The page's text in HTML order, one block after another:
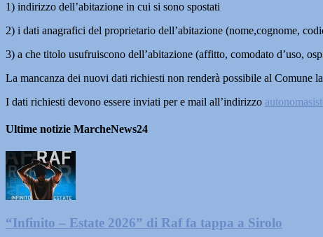
1) indirizzo dell’abitazione in cui si sono spostati
2) i dati anagrafici del proprietario dell’abitazione (nome,cognome,
3) a che titolo usufruiscono dell’abitazione (affitto, comodato d’uso,
La mancanza dei nuovi dati richiesti non renderà possibile al Comune
I dati richiesti devono essere inviati per e mail all’indirizzo
Ultime notizie MarcheNews24
“Infinito – Estate 2026” di Raf fa tappa a Sirolo